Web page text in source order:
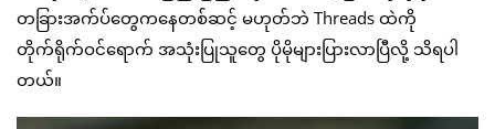
တခြားအက်ပ်တွေကနေတစ်ဆင့် မဟုတ်ဘဲ Threads ထဲကို
တိုက်ရိုက်ဝင်ရောက် အသုံးပြုသူတွေ ပိုမိုများပြားလာပြီလို့ သိရပါ
တယ်။